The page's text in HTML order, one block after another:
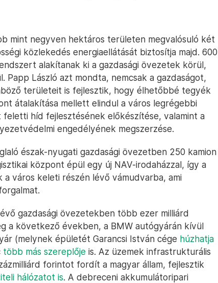
mint negyven hektáros területen megvalósuló két
közlekedés energiaellátását biztosítja majd. 600
alakítanak ki a gazdasági övezetek körül,
Papp László azt mondta, nemcsak a gazdaságot,
területeit is fejlesztik, hogy élhetőbbé tegyék
átalakítása mellett elindul a város legrégebbi
feletti híd fejlesztésének előkészítése, valamint a
engedélyének megszerzése.
észak-nyugati gazdasági övezetben 250 kamion
központ épül egy új NAV-irodaházzal, így a
a város keleti részén lévő vámudvarba, ami
gazdasági övezetekben több ezer milliárd
a következő években, a BMW autógyárán kívül
(melynek épületét Garancsi István cége húzhatja
több más szereplője is. Az üzemek infrastrukturális
forintot fordít a magyar állam, fejlesztik
hálózatot is. A debreceni akkumulátoripari